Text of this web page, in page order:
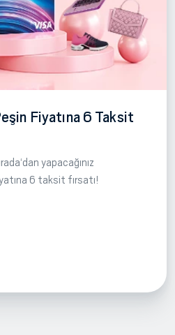
Fiyatına 6 Taksit
yapacağınız
6 taksit fırsatı!